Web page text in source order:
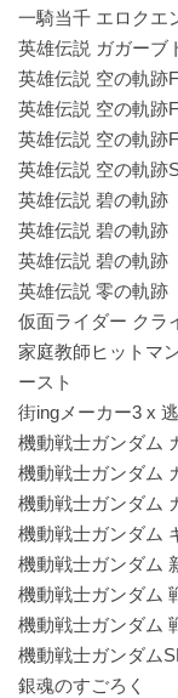
一騎当千 エロクエ
英雄伝説 ガガーブ
英雄伝説 空の軌跡
英雄伝説 空の軌跡
英雄伝説 空の軌跡
英雄伝説 空の軌跡
英雄伝説 碧の軌跡
英雄伝説 碧の軌跡
英雄伝説 碧の軌跡
英雄伝説 零の軌跡
仮面ライダー クラ
家庭教師ヒットマ
ースト
街ingメーカー3 x
機動戦士ガンダム
機動戦士ガンダム
機動戦士ガンダム
機動戦士ガンダム
機動戦士ガンダム
機動戦士ガンダム
機動戦士ガンダム
機動戦士ガンダム
銀魂のすごろく